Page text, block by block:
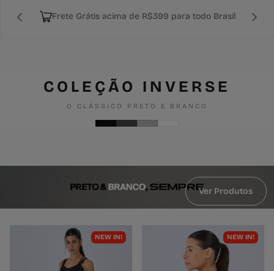
Frete Grátis acima de R$399 para todo Brasil
COLEÇÃO INVERSE
O CLÁSSICO PRETO E BRANCO
Ver Produtos
NEW IN! NEW IN!